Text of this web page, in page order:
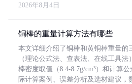
2026年8月4日
铜棒的重量计算方法有哪些
本文详细介绍了铜棒和黄铜棒重量的
（理论公式法、查表法、在线工具法
棒密度取值（8.4-8.7g/cm³）和计算
际计算案例、误差分析及选材建议，